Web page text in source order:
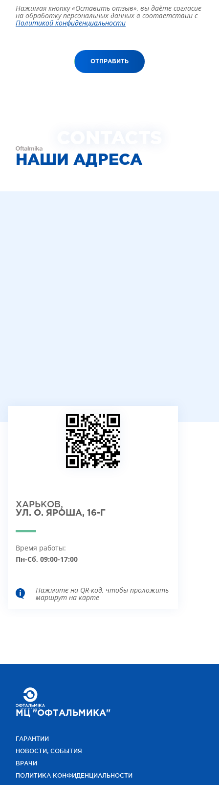
Нажимая кнопку «Оставить отзыв», вы даёте согласие
на обработку персональных данных в соответствии с
Политикой конфиденциальности
ОТПРАВИТЬ
НАШИ АДРЕСА
ХАРЬКОВ,
УЛ. О. ЯРОША, 16-Г
Время работы:
Пн-Сб, 09:00-17:00
Нажмите на QR-код, чтобы проложить
маршрут на карте
МЦ "ОФТАЛЬМИКА"
ГАРАНТИИ
НОВОСТИ, СОБЫТИЯ
ВРАЧИ
ПОЛИТИКА КОНФИДЕНЦИАЛЬНОСТИ